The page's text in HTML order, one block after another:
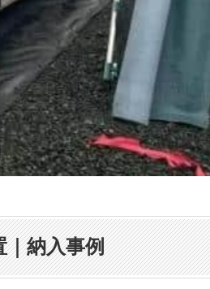
｜納入事例